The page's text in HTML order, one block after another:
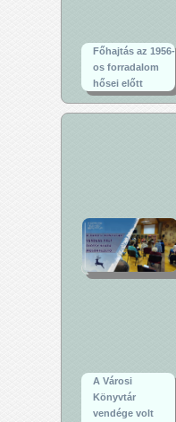
Főhajtás az 1956-
os forradalom
hősei előtt
A Városi
Könyvtár
vendége volt